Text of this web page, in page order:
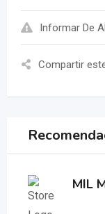
Informar De
Compartir
MIL